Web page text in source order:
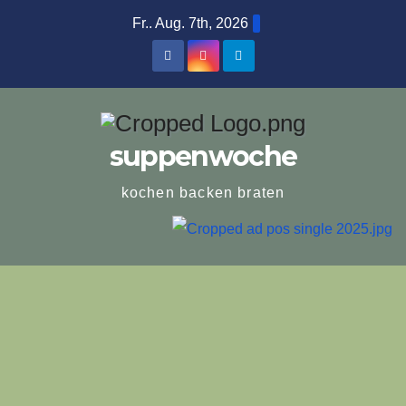
Fr.. Aug. 7th, 2026
suppenwoche
kochen backen braten